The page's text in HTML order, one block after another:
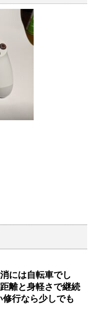
には自転車でし
離と身軽さで継続
修行なら少しでも